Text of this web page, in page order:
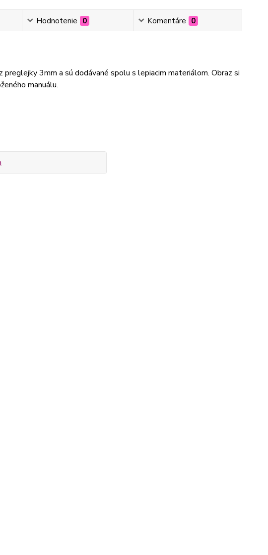
Hodnotenie 0 Komentáre 0
3mm a sú dodávané spolu s lepiacim materiálom. Obraz si
manuálu.